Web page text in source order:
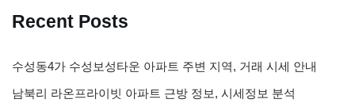
Recent Posts
수성동4가 수성보성타운 아파트 주변 지역, 거래 시세 안내
남북리 라온프라이빗 아파트 근방 정보, 시세정보 분석